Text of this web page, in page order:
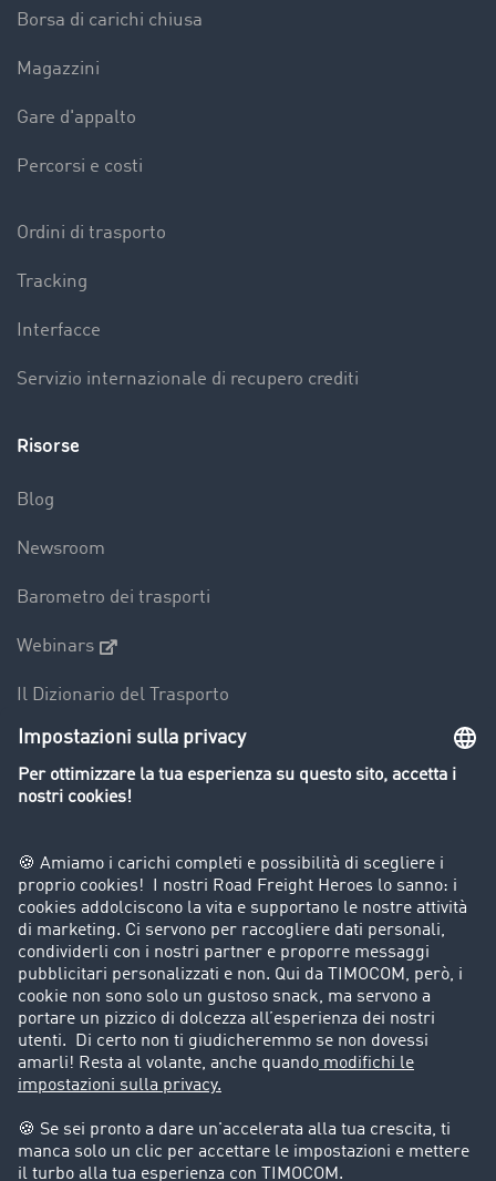
Borsa di carichi chiusa
Magazzini
Gare d'appalto
Percorsi e costi
Ordini di trasporto
Tracking
Interfacce
Servizio internazionale di recupero crediti
Risorse
Blog
Newsroom
Barometro dei trasporti
Webinars
Il Dizionario del Trasporto
Panoramica della borsa di carichi
Divieti di circolazione per mezzi pesanti
Azienda
Porta un nuovo cliente
Storie di successo
Informazioni legali
Note legali
Trattamento dei dati